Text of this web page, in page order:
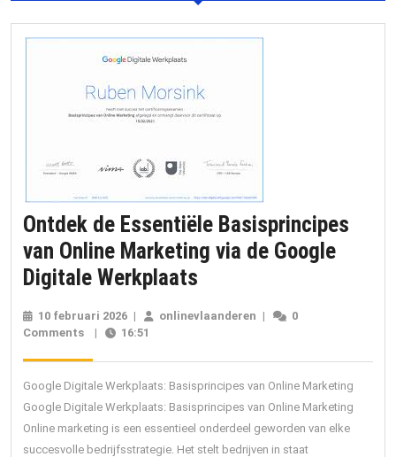
Ontdek de Essentiële Basisprincipes
van Online Marketing via de Google
Digitale Werkplaats
Essentiële
Basisprincipes
van
Online
Marketing
10 februari 2026 10
februari
| onlinevlaanderen onlinevlaanderen
|
0
Comments
| 16:51
Google Digitale Werkplaats: Basisprincipes van Online Marketing
Google Digitale Werkplaats: Basisprincipes van Online Marketing
Online marketing is een essentieel onderdeel geworden van elke
succesvolle bedrijfsstrategie. Het stelt bedrijven in staat